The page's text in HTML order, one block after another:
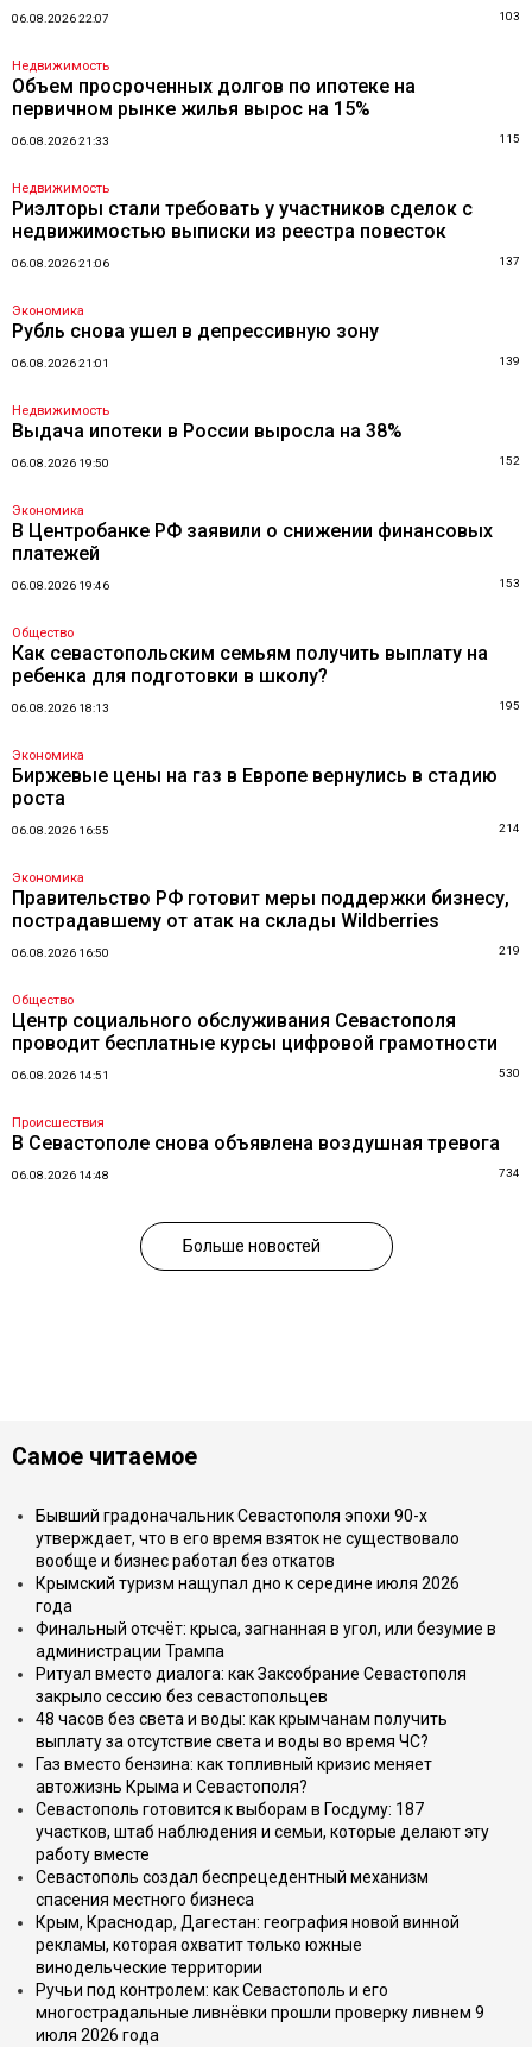
06.08.2026 22:07 103
Недвижимость
Объем просроченных долгов по ипотеке на
первичном рынке жилья вырос на 15%
06.08.2026 21:33 115
Недвижимость
Риэлторы стали требовать у участников сделок с
недвижимостью выписки из реестра повесток
06.08.2026 21:06 137
Экономика
Рубль снова ушел в депрессивную зону
06.08.2026 21:01 139
Недвижимость
Выдача ипотеки в России выросла на 38%
06.08.2026 19:50 152
Экономика
В Центробанке РФ заявили о снижении финансовых
платежей
06.08.2026 19:46 153
Общество
Как севастопольским семьям получить выплату на
ребенка для подготовки в школу?
06.08.2026 18:13 195
Экономика
Биржевые цены на газ в Европе вернулись в стадию
роста
06.08.2026 16:55 214
Экономика
Правительство РФ готовит меры поддержки бизнесу,
пострадавшему от атак на склады Wildberries
06.08.2026 16:50 219
Общество
Центр социального обслуживания Севастополя
проводит бесплатные курсы цифровой грамотности
06.08.2026 14:51 530
Происшествия
В Севастополе снова объявлена воздушная тревога
06.08.2026 14:48 734
Больше новостей
Самое читаемое
Бывший градоначальник Севастополя эпохи 90-х
утверждает, что в его время взяток не существовало
вообще и бизнес работал без откатов
Крымский туризм нащупал дно к середине июля 2026
года
Финальный отсчёт: крыса, загнанная в угол, или безумие в
администрации Трампа
Ритуал вместо диалога: как Заксобрание Севастополя
закрыло сессию без севастопольцев
48 часов без света и воды: как крымчанам получить
выплату за отсутствие света и воды во время ЧС?
Газ вместо бензина: как топливный кризис меняет
автожизнь Крыма и Севастополя?
Севастополь готовится к выборам в Госдуму: 187
участков, штаб наблюдения и семьи, которые делают эту
работу вместе
Севастополь создал беспрецедентный механизм
спасения местного бизнеса
Крым, Краснодар, Дагестан: география новой винной
рекламы, которая охватит только южные
винодельческие территории
Ручьи под контролем: как Севастополь и его
многострадальные ливнёвки прошли проверку ливнем 9
июля 2026 года